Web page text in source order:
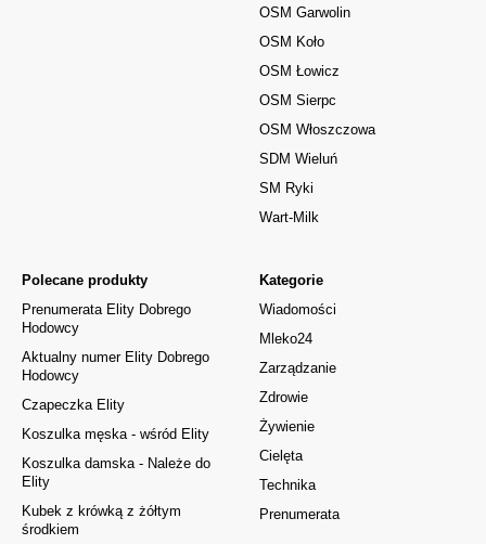
Kategorie
Wiadomości
Mleko24
Zarządzanie
Zdrowie
Żywienie
Cielęta
Technika
Prenumerata
Polecane produkty
Prenumerata Elity Dobrego
Hodowcy
Aktualny numer Elity Dobrego
Hodowcy
Czapeczka Elity
Koszulka męska - wśród Elity
Koszulka damska - Należe do
Elity
Kubek z krówką z żółtym
środkiem
OSM Garwolin
OSM Koło
OSM Łowicz
OSM Sierpc
OSM Włoszczowa
SDM Wieluń
SM Ryki
Wart-Milk